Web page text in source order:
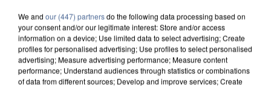
We and our (447) partnersdo the following data processing based on
your consent and/or our legitimate interest: Store and/or access
information on a device; Use limited data to select advertising; Create
profiles for personalised advertising; Use profiles to select personalised
advertising; Measure advertising performance; Measure content
performance; Understand audiences through statistics or combinations
of data from different sources; Develop and improve services; Create